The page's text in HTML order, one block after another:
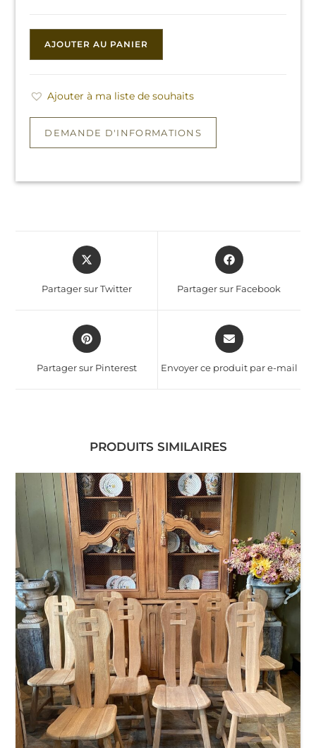
AJOUTER AU PANIER
Ajouter à ma liste de souhaits
Partager sur Twitter Partager sur Facebook
Partager sur Pinterest Envoyer ce produit par e-mail
PRODUITS SIMILAIRES